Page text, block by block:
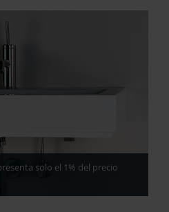
solo el 1% del precio